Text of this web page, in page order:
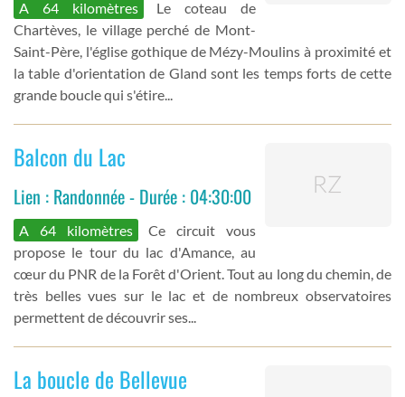
A 64 kilomètres
Le coteau de
Chartèves, le village perché de Mont-
Saint-Père, l'église gothique de Mézy-Moulins à proximité et
la table d'orientation de Gland sont les temps forts de cette
grande boucle qui s'étire...
Balcon du Lac
Lien : Randonnée - Durée : 04:30:00
A 64 kilomètres
Ce circuit vous
propose le tour du lac d'Amance, au
cœur du PNR de la Forêt d'Orient. Tout au long du chemin, de
très belles vues sur le lac et de nombreux observatoires
permettent de découvrir ses...
La boucle de Bellevue